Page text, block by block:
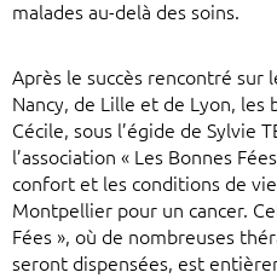
malades au-delà des soins.
Après le succès rencontré sur
Nancy, de Lille et de Lyon,
Cécile, sous l’égide de Sylvie
l’association « Les Bonnes
confort et les conditions de
Montpellier pour un cancer.
Fées », où de nombreuses
seront dispensées, est